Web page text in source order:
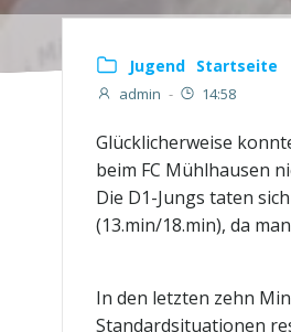
Jugend Startseite
admin - 14:58
Glücklicherweise
beim FC Mühlhausen
Die D1-Jungs taten
(13.min/18.min), da
In den letzten zehn
Standardsituationen